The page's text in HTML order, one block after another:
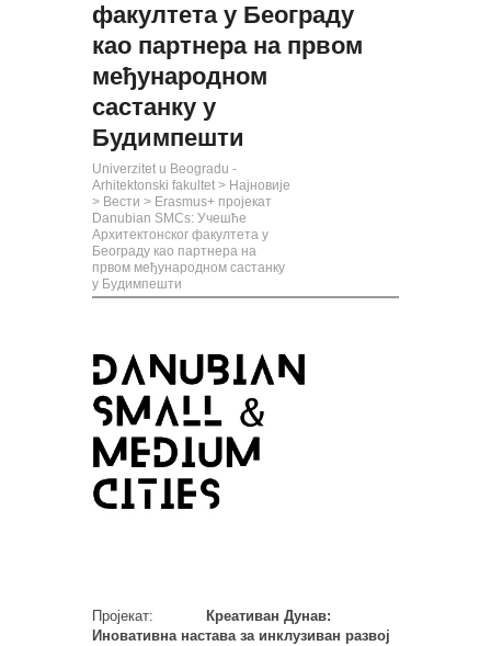
факултета у Београду
као партнера на првом
међународном
састанку у
Будимпешти
Univerzitet u Beogradu -
Arhitektonski fakultet > Најновије
> Вести > Erasmus+ пројекат
Danubian SMCs: Учешће
Архитектонског факултета у
Београду као партнера на
првом међународном састанку
у Будимпешти
Пројекат:
Креативан Дунав:
Иновативна настава за инклузиван развој